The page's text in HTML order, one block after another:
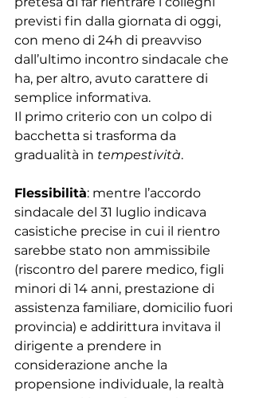
previsti fin dalla giornata di oggi,
con meno di 24h di preavviso
dall’ultimo incontro sindacale che
ha, per altro, avuto carattere di
semplice informativa.
Il primo criterio con un colpo di
bacchetta si trasforma da
gradualità in tempestività.
Flessibilità: mentre l’accordo
sindacale del 31 luglio indicava
casistiche precise in cui il rientro
sarebbe stato non ammissibile
(riscontro del parere medico, figli
minori di 14 anni, prestazione di
assistenza familiare, domicilio fuori
provincia) e addirittura invitava il
dirigente a prendere in
considerazione anche la
propensione individuale, la realtà